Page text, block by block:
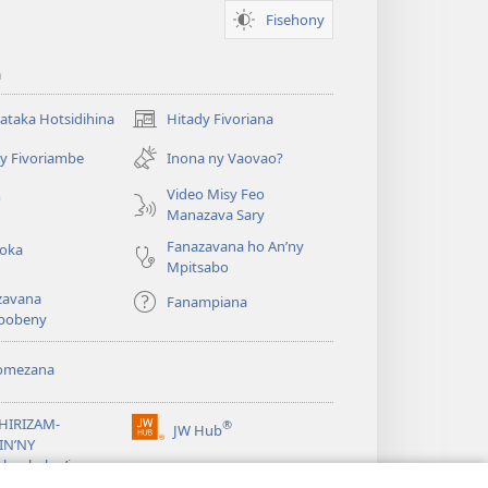
Fisehony
Hotsidihina Hitady Fivoriana
(manokatra
rohy)
Fivoriambe
Inona ny Vaovao?
Video Misy Feo
Manazava Sary
Fanazavana ho An’ny
Mpitsabo
Fanampiana
JW Hub®
(manokatra
rohy)